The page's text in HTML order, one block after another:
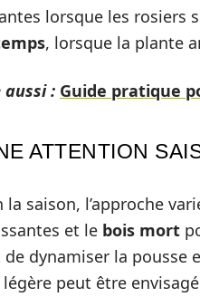
lorsque les rosiers
, lorsque la plante
aussi : Guide pratique
ATTENTION
la saison, l’approche
et le bois mort
de dynamiser la pousse
peut être